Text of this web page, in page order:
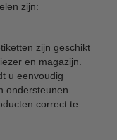
zijn:
zijn geschikt
en magazijn.
u eenvoudig
ondersteunen
correct te